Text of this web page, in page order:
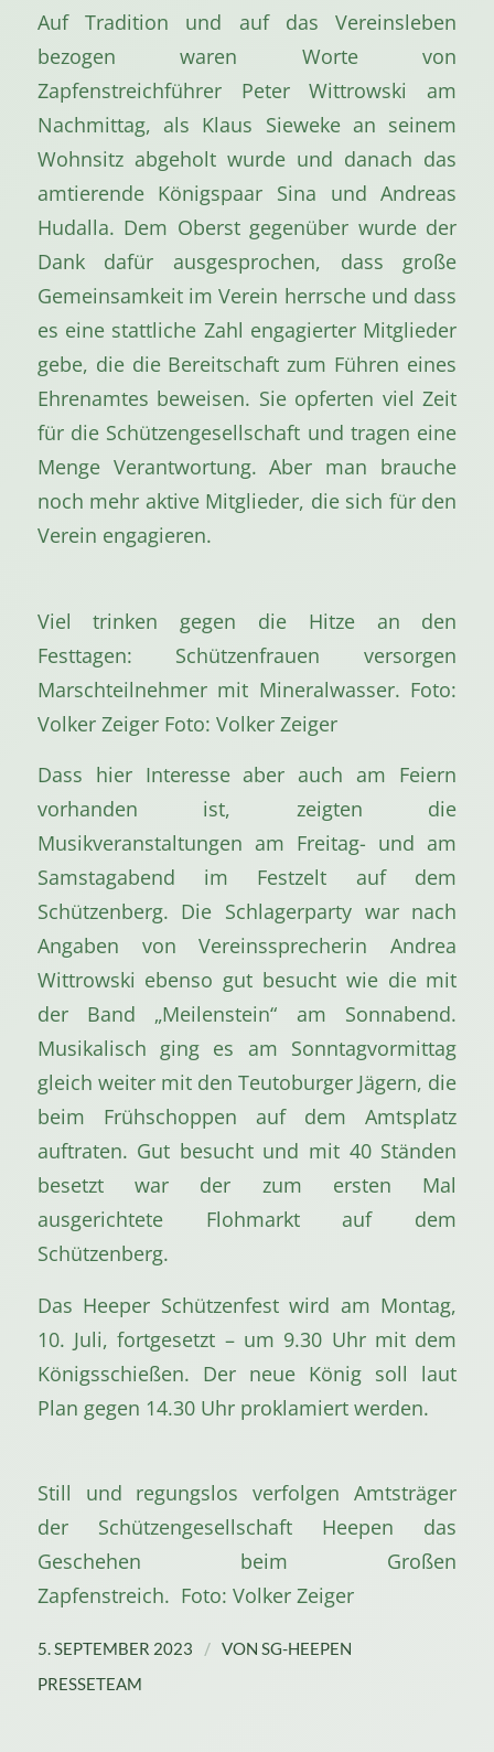
Auf Tradition und auf das Vereinsleben
bezogen waren Worte von
Zapfenstreichführer Peter Wittrowski am
Nachmittag, als Klaus Sieweke an seinem
Wohnsitz abgeholt wurde und danach das
amtierende Königspaar Sina und Andreas
Hudalla. Dem Oberst gegenüber wurde der
Dank dafür ausgesprochen, dass große
Gemeinsamkeit im Verein herrsche und dass
es eine stattliche Zahl engagierter Mitglieder
gebe, die die Bereitschaft zum Führen eines
Ehrenamtes beweisen. Sie opferten viel Zeit
für die Schützengesellschaft und tragen eine
Menge Verantwortung. Aber man brauche
noch mehr aktive Mitglieder, die sich für den
Verein engagieren.
Viel trinken gegen die Hitze an den
Festtagen: Schützenfrauen versorgen
Marschteilnehmer mit Mineralwasser. Foto:
Volker Zeiger Foto: Volker Zeiger
Dass hier Interesse aber auch am Feiern
vorhanden ist, zeigten die
Musikveranstaltungen am Freitag- und am
Samstagabend im Festzelt auf dem
Schützenberg. Die Schlagerparty war nach
Angaben von Vereinssprecherin Andrea
Wittrowski ebenso gut besucht wie die mit
der Band „Meilenstein“ am Sonnabend.
Musikalisch ging es am Sonntagvormittag
gleich weiter mit den Teutoburger Jägern, die
beim Frühschoppen auf dem Amtsplatz
auftraten. Gut besucht und mit 40 Ständen
besetzt war der zum ersten Mal
ausgerichtete Flohmarkt auf dem
Schützenberg.
Das Heeper Schützenfest wird am Montag,
10. Juli, fortgesetzt – um 9.30 Uhr mit dem
Königsschießen. Der neue König soll laut
Plan gegen 14.30 Uhr proklamiert werden.
Still und regungslos verfolgen Amtsträger
der Schützengesellschaft Heepen das
Geschehen beim Großen
Zapfenstreich. Foto: Volker Zeiger
5. SEPTEMBER 2023 / VON SG-HEEPEN
PRESSETEAM